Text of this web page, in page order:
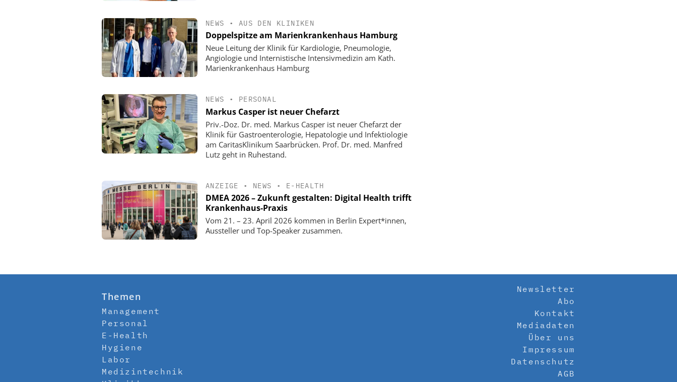
NEWS • AUS DEN KLINIKEN
Doppelspitze am Marienkrankenhaus Hamburg
Neue Leitung der Klinik für Kardiologie, Pneumologie,
Angiologie und Internistische Intensivmedizin am Kath.
Marienkrankenhaus Hamburg
NEWS • PERSONAL
Markus Casper ist neuer Chefarzt
Priv.-Doz. Dr. med. Markus Casper ist neuer Chefarzt der
Klinik für Gastroenterologie, Hepatologie und Infektiologie
am CaritasKlinikum Saarbrücken. Prof. Dr. med. Manfred
Lutz geht in Ruhestand.
ANZEIGE • NEWS • E-HEALTH
DMEA 2026 – Zukunft gestalten: Digital Health trifft
Krankenhaus-Praxis
Vom 21. – 23. April 2026 kommen in Berlin Expert*innen,
Aussteller und Top-Speaker zusammen.
Themen
Management
Personal
E-Health
Hygiene
Labor
Medizintechnik
Newsletter
Abo
Kontakt
Mediadaten
Über uns
Impressum
Datenschutz
AGB